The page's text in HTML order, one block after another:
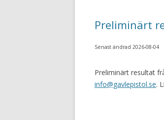
Preliminärt
Senast ändrad 2026-08-04
Preliminärt resultat
info@gavlepistol.se.